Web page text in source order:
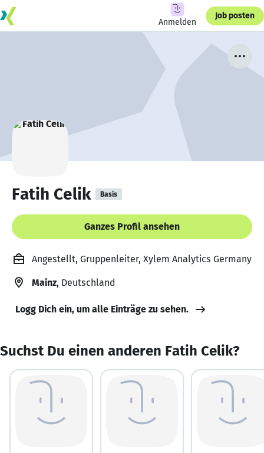
Anmelden
Job posten
Fatih Celik Basis
Ganzes Profil ansehen
Angestellt, Gruppenleiter, Xylem Analytics Germany
Mainz, Deutschland
Logg Dich ein, um alle Einträge zu sehen.
Suchst Du einen anderen Fatih Celik?